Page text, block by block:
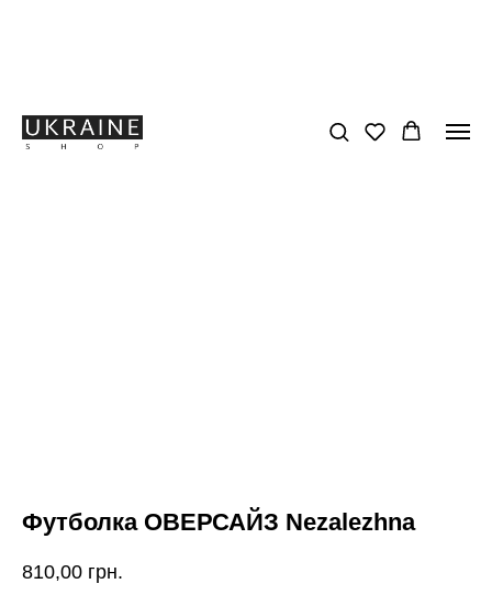
Футболка ОВЕРСАЙЗ Nezalezhna
810,00 грн.